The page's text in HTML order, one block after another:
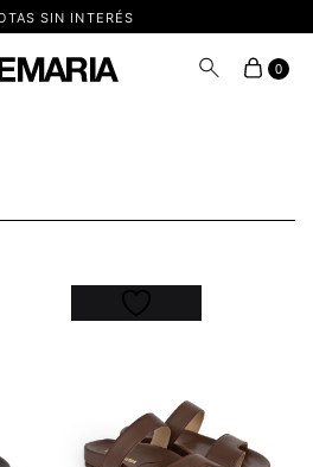
SIN INTERÉS
0